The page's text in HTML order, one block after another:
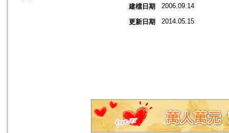
建檔日期 2006.09.14
更新日期 2014.05.15